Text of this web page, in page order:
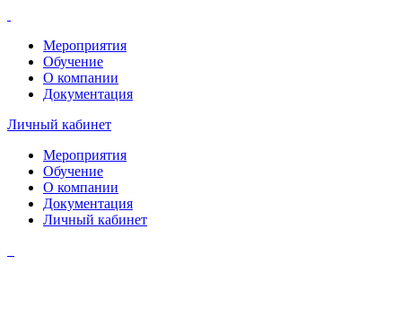
Мероприятия
Обучение
О компании
Документация
Личный кабинет
Мероприятия
Обучение
О компании
Документация
Личный кабинет